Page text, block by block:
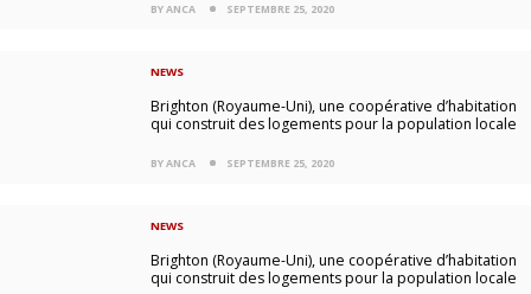
BY ANCA SEPTEMBRE 25, 2020
NEWS
Brighton (Royaume-Uni), une coopérative d’habitation
qui construit des logements pour la population locale
BY ANCA SEPTEMBRE 25, 2020
NEWS
Brighton (Royaume-Uni), une coopérative d’habitation
qui construit des logements pour la population locale